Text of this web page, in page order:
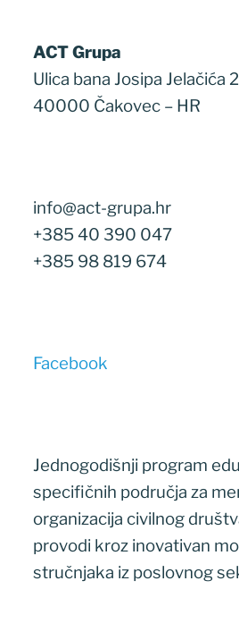
ACT Grupa
Ulica bana Josipa Jelačića
40000 Čakovec – HR
info@act-grupa.hr
+385 40 390 047
+385 98 819 674
Facebook
Jednogodišnji program
specifičnih područja za
organizacija civilnog
provodi kroz inovativan
stručnjaka iz poslovnog